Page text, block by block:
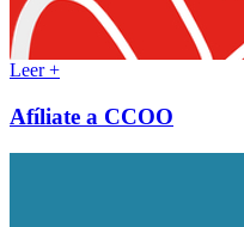
Leer +
Afíliate a CCOO